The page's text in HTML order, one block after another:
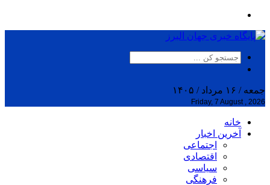
جمعه / ۱۶ مرداد / ۱۴۰۵
Friday, 7 August , 2026
خانه
آخرین اخبار
اجتماعی
اقتصادی
سیاسی
فرهنگی